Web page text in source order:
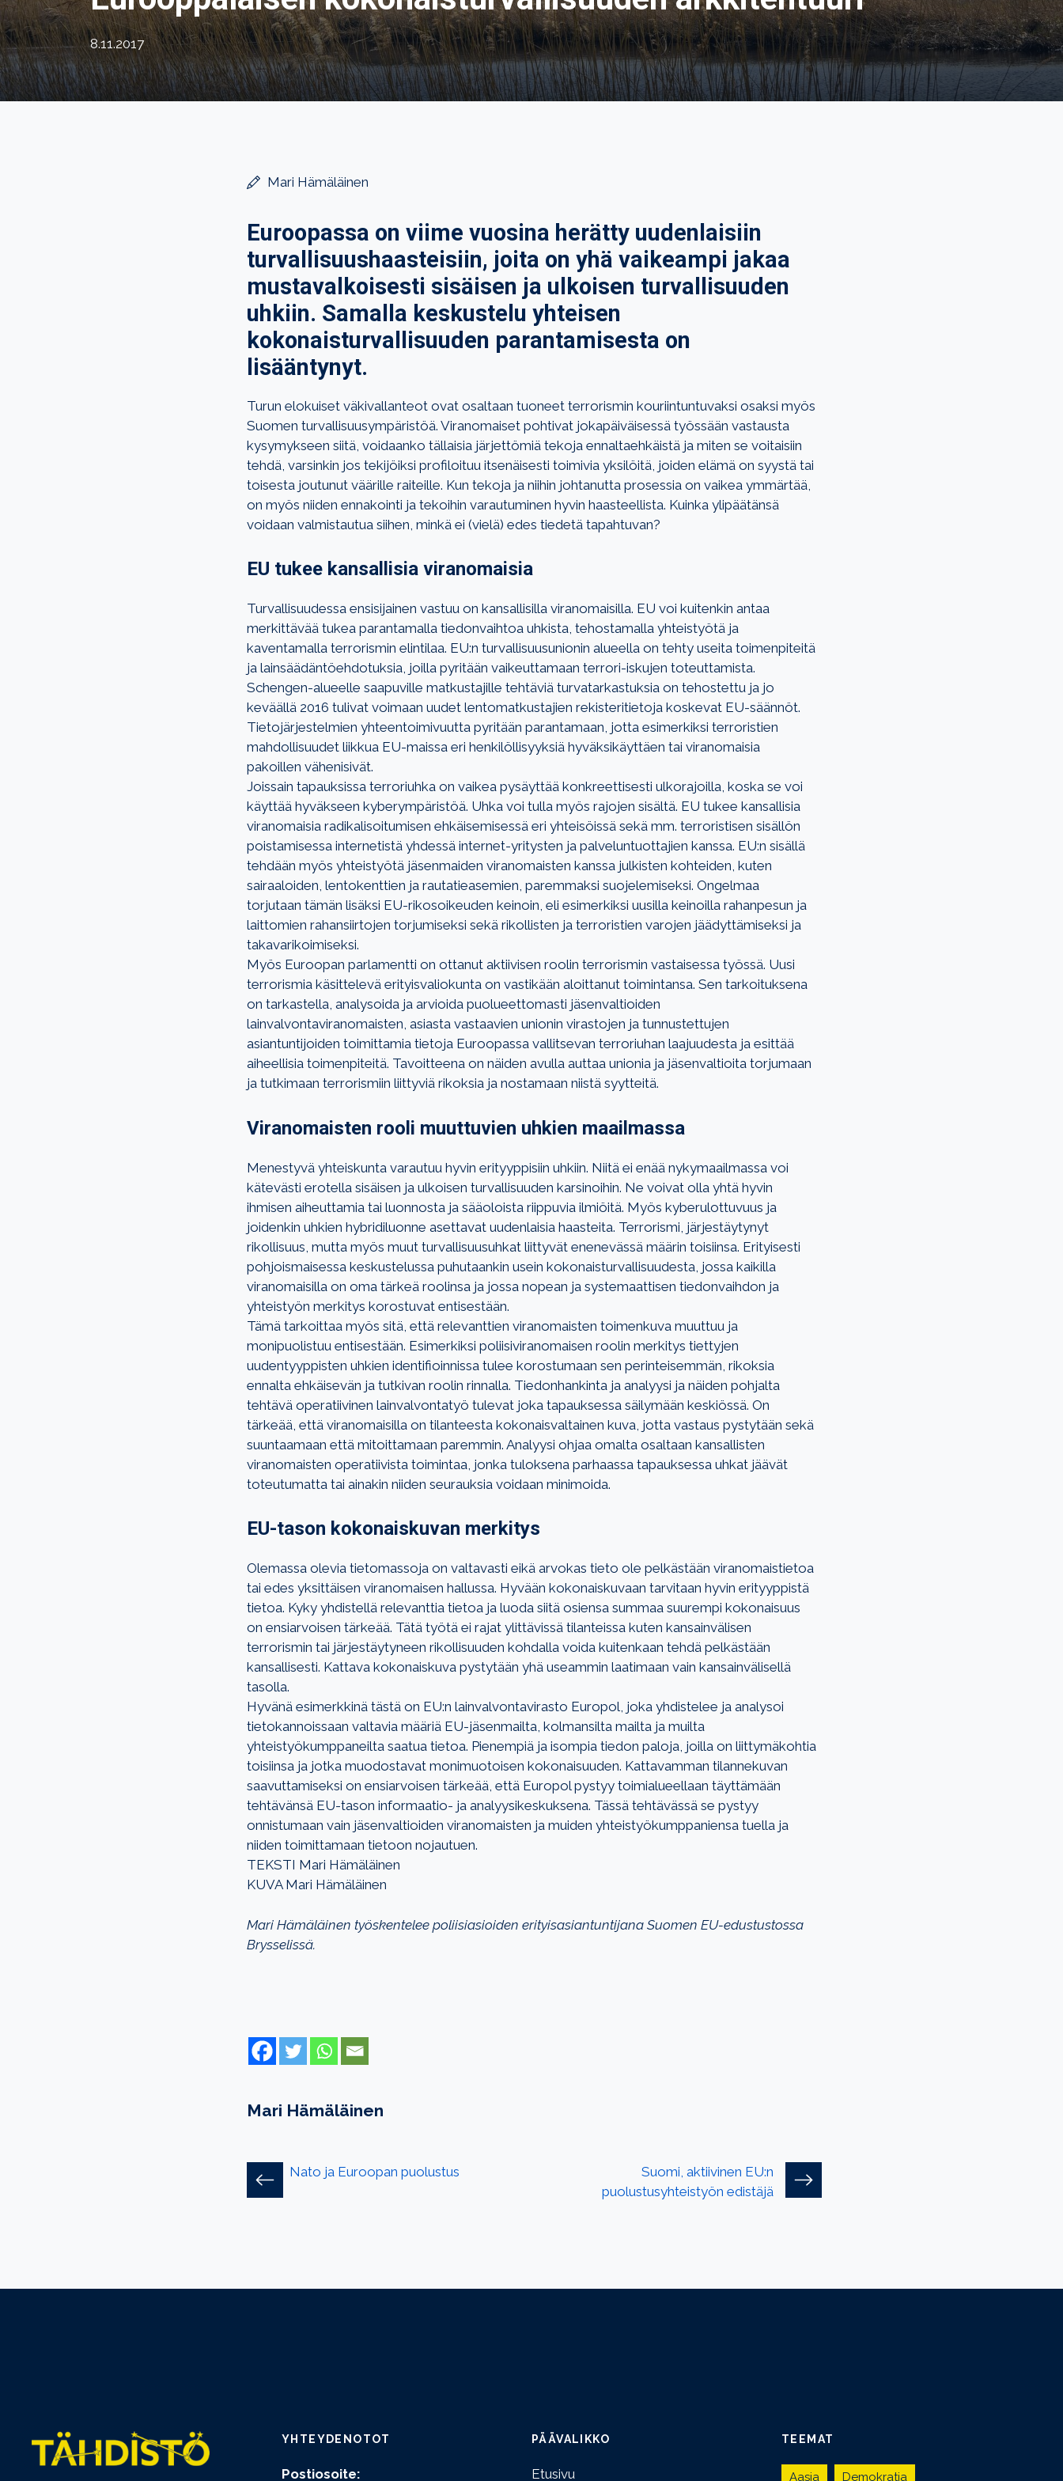
8.11.2017
Mari Hämäläinen
Euroopassa on viime vuosina herätty uudenlaisiin
turvallisuushaasteisiin, joita on yhä vaikeampi jakaa
mustavalkoisesti sisäisen ja ulkoisen turvallisuuden
uhkiin. Samalla keskustelu yhteisen
kokonaisturvallisuuden parantamisesta on
lisääntynyt.
Turun elokuiset väkivallanteot ovat osaltaan tuoneet terrorismin kouriintuntuvaksi osaksi myös
Suomen turvallisuusympäristöä. Viranomaiset pohtivat jokapäiväisessä työssään vastausta
kysymykseen siitä, voidaanko tällaisia järjettömiä tekoja ennaltaehkäistä ja miten se voitaisiin
tehdä, varsinkin jos tekijöiksi profiloituu itsenäisesti toimivia yksilöitä, joiden elämä on syystä tai
toisesta joutunut väärille raiteille. Kun tekoja ja niihin johtanutta prosessia on vaikea ymmärtää,
on myös niiden ennakointi ja tekoihin varautuminen hyvin haasteellista. Kuinka ylipäätänsä
voidaan valmistautua siihen, minkä ei (vielä) edes tiedetä tapahtuvan?
EU tukee kansallisia viranomaisia
Turvallisuudessa ensisijainen vastuu on kansallisilla viranomaisilla. EU voi kuitenkin antaa
merkittävää tukea parantamalla tiedonvaihtoa uhkista, tehostamalla yhteistyötä ja
kaventamalla terrorismin elintilaa. EU:n turvallisuusunionin alueella on tehty useita toimenpiteitä
ja lainsäädäntöehdotuksia, joilla pyritään vaikeuttamaan terrori-iskujen toteuttamista.
Schengen-alueelle saapuville matkustajille tehtäviä turvatarkastuksia on tehostettu ja jo
keväällä 2016 tulivat voimaan uudet lentomatkustajien rekisteritietoja koskevat EU-säännöt.
Tietojärjestelmien yhteentoimivuutta pyritään parantamaan, jotta esimerkiksi terroristien
mahdollisuudet liikkua EU-maissa eri henkilöllisyyksiä hyväksikäyttäen tai viranomaisia
pakoillen vähenisivät.
Joissain tapauksissa terroriuhka on vaikea pysäyttää konkreettisesti ulkorajoilla, koska se voi
käyttää hyväkseen kyberympäristöä. Uhka voi tulla myös rajojen sisältä. EU tukee kansallisia
viranomaisia radikalisoitumisen ehkäisemisessä eri yhteisöissä sekä mm. terroristisen sisällön
poistamisessa internetistä yhdessä internet-yritysten ja palveluntuottajien kanssa. EU:n sisällä
tehdään myös yhteistyötä jäsenmaiden viranomaisten kanssa julkisten kohteiden, kuten
sairaaloiden, lentokenttien ja rautatieasemien, paremmaksi suojelemiseksi. Ongelmaa
torjutaan tämän lisäksi EU-rikosoikeuden keinoin, eli esimerkiksi uusilla keinoilla rahanpesun ja
laittomien rahansiirtojen torjumiseksi sekä rikollisten ja terroristien varojen jäädyttämiseksi ja
takavarikoimiseksi.
Myös Euroopan parlamentti on ottanut aktiivisen roolin terrorismin vastaisessa työssä. Uusi
terrorismia käsittelevä erityisvaliokunta on vastikään aloittanut toimintansa. Sen tarkoituksena
on tarkastella, analysoida ja arvioida puolueettomasti jäsenvaltioiden
lainvalvontaviranomaisten, asiasta vastaavien unionin virastojen ja tunnustettujen
asiantuntijoiden toimittamia tietoja Euroopassa vallitsevan terroriuhan laajuudesta ja esittää
aiheellisia toimenpiteitä. Tavoitteena on näiden avulla auttaa unionia ja jäsenvaltioita torjumaan
ja tutkimaan terrorismiin liittyviä rikoksia ja nostamaan niistä syytteitä.
Viranomaisten rooli muuttuvien uhkien maailmassa
Menestyvä yhteiskunta varautuu hyvin erityyppisiin uhkiin. Niitä ei enää nykymaailmassa voi
kätevästi erotella sisäisen ja ulkoisen turvallisuuden karsinoihin. Ne voivat olla yhtä hyvin
ihmisen aiheuttamia tai luonnosta ja sääoloista riippuvia ilmiöitä. Myös kyberulottuvuus ja
joidenkin uhkien hybridiluonne asettavat uudenlaisia haasteita. Terrorismi, järjestäytynyt
rikollisuus, mutta myös muut turvallisuusuhkat liittyvät enenevässä määrin toisiinsa. Erityisesti
pohjoismaisessa keskustelussa puhutaankin usein kokonaisturvallisuudesta, jossa kaikilla
viranomaisilla on oma tärkeä roolinsa ja jossa nopean ja systemaattisen tiedonvaihdon ja
yhteistyön merkitys korostuvat entisestään.
Tämä tarkoittaa myös sitä, että relevanttien viranomaisten toimenkuva muuttuu ja
monipuolistuu entisestään. Esimerkiksi poliisiviranomaisen roolin merkitys tiettyjen
uudentyyppisten uhkien identifioinnissa tulee korostumaan sen perinteisemmän, rikoksia
ennalta ehkäisevän ja tutkivan roolin rinnalla. Tiedonhankinta ja analyysi ja näiden pohjalta
tehtävä operatiivinen lainvalvontatyö tulevat joka tapauksessa säilymään keskiössä. On
tärkeää, että viranomaisilla on tilanteesta kokonaisvaltainen kuva, jotta vastaus pystytään sekä
suuntaamaan että mitoittamaan paremmin. Analyysi ohjaa omalta osaltaan kansallisten
viranomaisten operatiivista toimintaa, jonka tuloksena parhaassa tapauksessa uhkat jäävät
toteutumatta tai ainakin niiden seurauksia voidaan minimoida.
EU-tason kokonaiskuvan merkitys
Olemassa olevia tietomassoja on valtavasti eikä arvokas tieto ole pelkästään viranomaistietoa
tai edes yksittäisen viranomaisen hallussa. Hyvään kokonaiskuvaan tarvitaan hyvin erityyppistä
tietoa. Kyky yhdistellä relevanttia tietoa ja luoda siitä osiensa summaa suurempi kokonaisuus
on ensiarvoisen tärkeää. Tätä työtä ei rajat ylittävissä tilanteissa kuten kansainvälisen
terrorismin tai järjestäytyneen rikollisuuden kohdalla voida kuitenkaan tehdä pelkästään
kansallisesti. Kattava kokonaiskuva pystytään yhä useammin laatimaan vain kansainvälisellä
tasolla.
Hyvänä esimerkkinä tästä on EU:n lainvalvontavirasto Europol, joka yhdistelee ja analysoi
tietokannoissaan valtavia määriä EU-jäsenmailta, kolmansilta mailta ja muilta
yhteistyökumppaneilta saatua tietoa. Pienempiä ja isompia tiedon paloja, joilla on liittymäkohtia
toisiinsa ja jotka muodostavat monimuotoisen kokonaisuuden. Kattavamman tilannekuvan
saavuttamiseksi on ensiarvoisen tärkeää, että Europol pystyy toimialueellaan täyttämään
tehtävänsä EU-tason informaatio- ja analyysikeskuksena. Tässä tehtävässä se pystyy
onnistumaan vain jäsenvaltioiden viranomaisten ja muiden yhteistyökumppaniensa tuella ja
niiden toimittamaan tietoon nojautuen.
TEKSTI Mari Hämäläinen
KUVA Mari Hämäläinen
Mari Hämäläinen työskentelee poliisiasioiden erityisasiantuntijana Suomen EU-edustustossa
Brysselissä.
Mari Hämäläinen
Nato ja Euroopan puolustus
Suomi, aktiivinen EU:n
puolustusyhteistyön edistäjä
YHTEYDENOTOT
Postiosoite:
PÄÄVALIKKO
Etusivu
TEEMAT
Aasia Demokratia